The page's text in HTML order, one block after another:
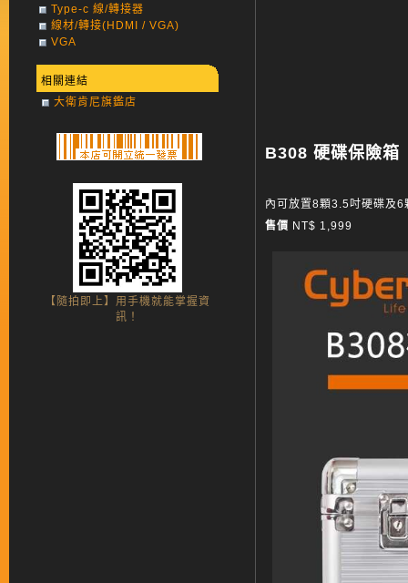
B308 硬碟保險箱
內可放置8顆3.5吋硬碟及
售價 NT$ 1,999
Type-c 線/轉接器
線材/轉接(HDMI / VGA)
VGA
相關連結
大衛肯尼旗鑑店
【隨拍即上】用手機就能掌握資
訊！